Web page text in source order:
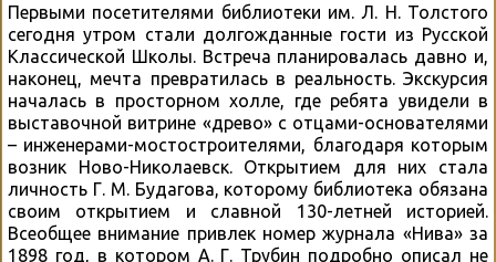
Первыми посетителями библиотеки им. Л. Н. Толстого
сегодня утром стали долгожданные гости из Русской
Классической Школы. Встреча планировалась давно и,
наконец, мечта превратилась в реальность. Экскурсия
началась в просторном холле, где ребята увидели в
выставочной витрине «древо» с отцами-основателями
– инженерами-мостостроителями, благодаря которым
возник Ново-Николаевск. Открытием для них стала
личность Г. М. Будагова, которому библиотека обязана
своим открытием и славной 130-летней историей.
Всеобщее внимание привлек номер журнала «Нива» за
1898 год, в котором А. Г. Трубин подробно описал не